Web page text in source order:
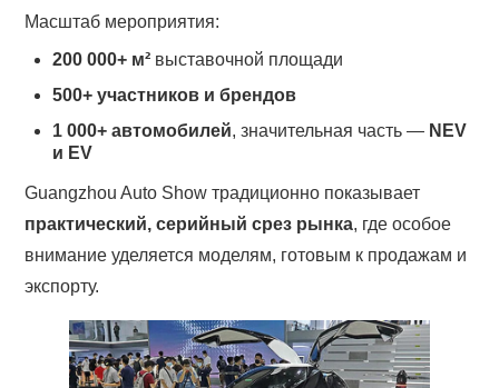
Масштаб мероприятия:
200 000+ м² выставочной площади
500+ участников и брендов
1 000+ автомобилей, значительная часть — NEV
и EV
Guangzhou Auto Show традиционно показывает
практический, серийный срез рынка, где особое
внимание уделяется моделям, готовым к продажам и
экспорту.